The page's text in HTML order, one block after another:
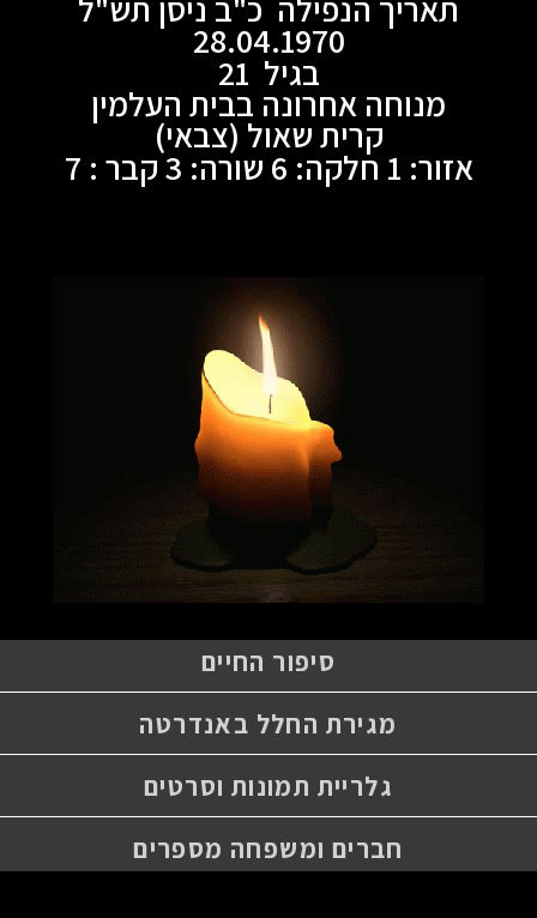
28.04.1970
בגיל 21
מנוחה אחרונה בבית העלמין
קרית שאול (צבאי)
אזור: 1 חלקה: 6 שורה: 3 קבר : 7
סיפור החיים
מגירת החלל באנדרטה
גלריית תמונות וסרטים
חברים ומשפחה מספרים